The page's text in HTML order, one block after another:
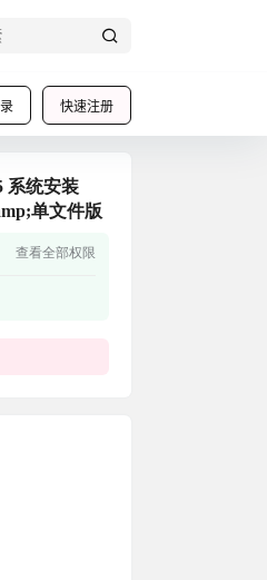
快速注册
系统安装
单文件版
查看全部权限